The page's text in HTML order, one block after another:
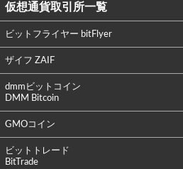
仮想通貨取引所一覧
ビットフライヤー bitFlyer
ザイフ ZAIF
dmmビットコイン
DMM Bitcoin
GMOコイン
ビットトレード
BitTrade